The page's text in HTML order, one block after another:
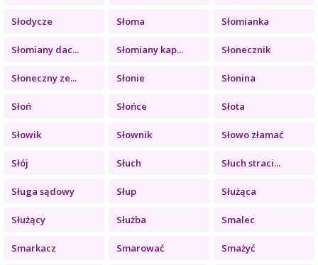
Słodycze Słoma Słomianka
Słomiany dac... Słomiany kap... Słonecznik
Słoneczny ze... Słonie Słonina
Słoń Słońce Słota
Słowik Słownik Słowo złamać
Słój Słuch Słuch straci...
Sługa sądowy Słup Służąca
Służący Służba Smalec
Smarkacz Smarować Smażyć